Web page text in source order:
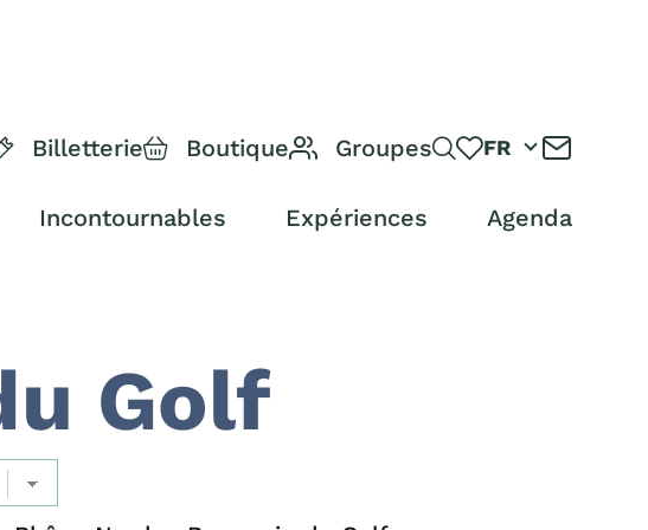
Billetterie Boutique Groupes FR
Incontournables Expériences Agenda
Golf